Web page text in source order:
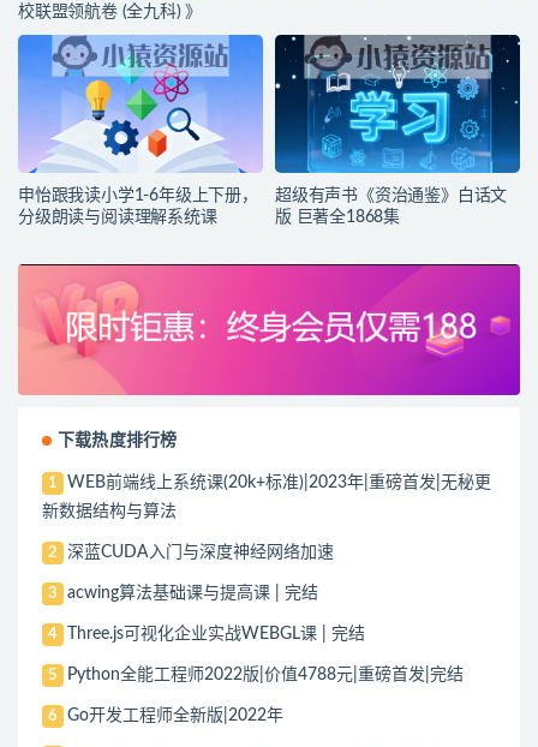
校联盟领航卷 (全九科) 》
申怡跟我读小学1-6年级上下册，
分级朗读与阅读理解系统课
超级有声书《资治通鉴》白话文
版 巨著全1868集
下载热度排行榜
1
WEB前端线上系统课(20k+标准)|2023年|重磅首发|无秘更
新数据结构与算法
2 深蓝CUDA入门与深度神经网络加速
3 acwing算法基础课与提高课 | 完结
4 Three.js可视化企业实战WEBGL课 | 完结
5 Python全能工程师2022版|价值4788元|重磅首发|完结
6 Go开发工程师全新版|2022年